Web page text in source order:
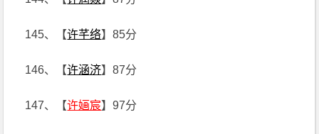
145、【许芊络】85分
146、【许涵济】87分
147、【许婳宸】97分